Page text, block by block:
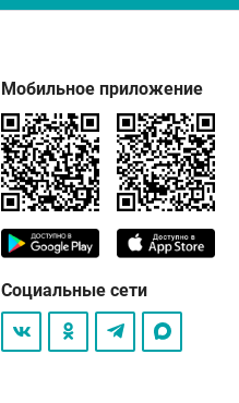
Мобильное приложение
Социальные сети